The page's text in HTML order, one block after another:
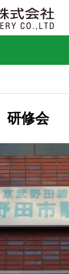
研修会